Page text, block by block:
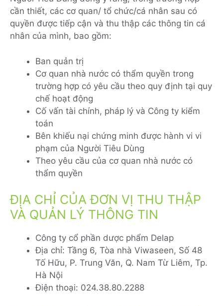
cần thiết, các cơ quan/ tổ chức/cá nhân sau có
quyền được tiếp cận và thu thập các thông tin cá
nhân của mình, bao gồm:
Ban quản trị
Cơ quan nhà nước có thẩm quyền trong
trường hợp có yêu cầu theo quy định tại quy
chế hoạt động
Cố vấn tài chính, pháp lý và Công ty kiểm
toán
Bên khiếu nại chứng minh được hành vi vi
phạm của Người Tiêu Dùng
Theo yêu cầu của cơ quan nhà nước có
thẩm quyền
ĐỊA CHỈ CỦA ĐƠN VỊ THU THẬP
VÀ QUẢN LÝ THÔNG TIN
Công ty cổ phần dược phẩm Delap
Địa chỉ: Tầng 6, Tòa nhà Viwaseen, Số 48
Tố Hữu, P. Trung Văn, Q. Nam Từ Liêm, Tp.
Hà Nội
Điện thoại: 024.38.80.2288